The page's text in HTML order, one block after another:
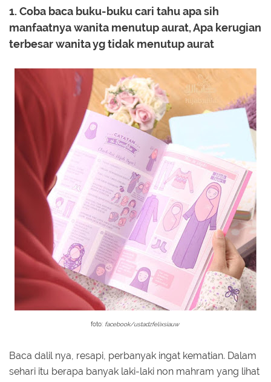
1. Coba baca buku-buku cari tahu apa sih
manfaatnya wanita menutup aurat, Apa kerugian
terbesar wanita yg tidak menutup aurat
foto: facebook/ustadzfelixsiauw
Baca dalil nya, resapi, perbanyak ingat kematian. Dalam
sehari itu berapa banyak laki-laki non mahram yang lihat